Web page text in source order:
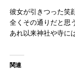
彼女が引きつった笑
全くその通りだと思う
あれ以来神社や寺に
関連